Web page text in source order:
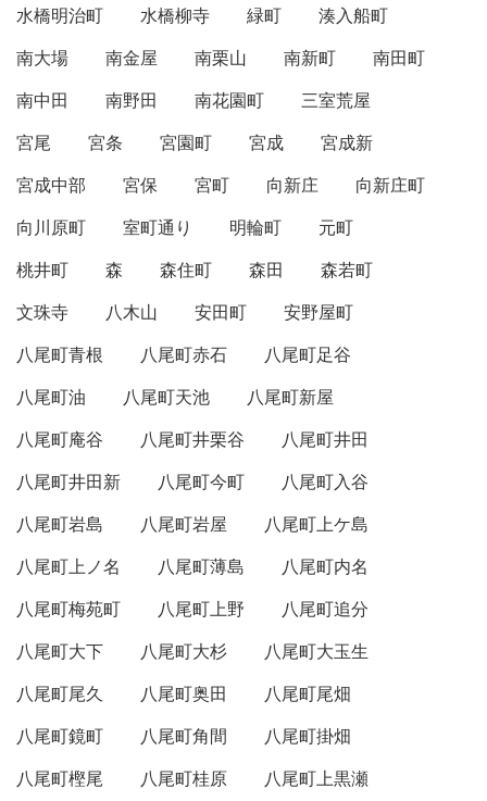
水橋明治町 水橋柳寺 緑町
湊入船町
南大場
南金屋 南栗山 南新町
南田町
南中田
南野田 南花園町
三室荒屋
宮尾
宮条 宮園町 宮成
宮成新
宮成中部
宮保 宮町 向新庄
向新庄町
向川原町
室町通り 明輪町
元町
桃井町
森 森住町 森田
森若町
文珠寺
八木山 安田町
安野屋町
八尾町青根
八尾町赤石
八尾町足谷
八尾町油
八尾町天池
八尾町新屋
八尾町庵谷
八尾町井栗谷
八尾町井田
八尾町井田新
八尾町今町
八尾町入谷
八尾町岩島
八尾町岩屋
八尾町上ケ島
八尾町上ノ名
八尾町薄島
八尾町内名
八尾町梅苑町
八尾町上野
八尾町追分
八尾町大下
八尾町大杉
八尾町大玉生
八尾町尾久
八尾町奥田
八尾町尾畑
八尾町鏡町
八尾町角間
八尾町掛畑
八尾町樫尾
八尾町桂原
八尾町上黒瀬